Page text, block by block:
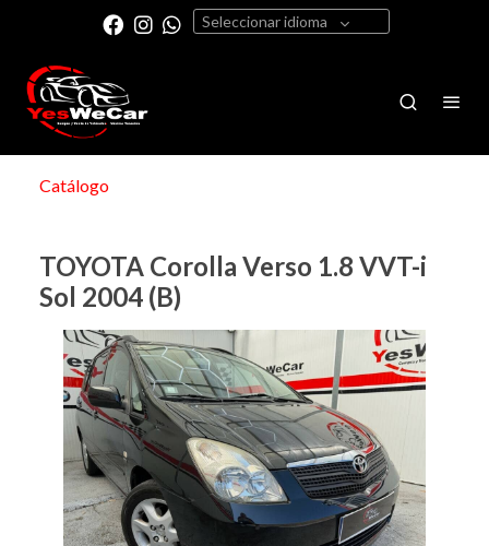
Seleccionar idioma
Catálogo
TOYOTA Corolla Verso 1.8 VVT-i
Sol 2004 (B)